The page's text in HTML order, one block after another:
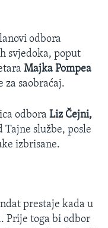
odbora
svjedoka, poput
Majka Pompea
za saobraćaj.
odbora Liz Čejni,
službe, posle
izbrisane.
prestaje kada u
Prije toga bi odbor